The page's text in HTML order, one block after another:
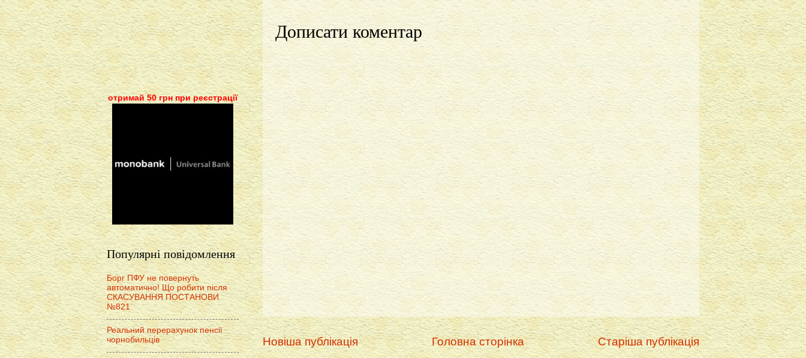
Дописати коментар
Новіша публікація Старіша публікація
Головна сторінка
отримай 50 грн при реєстрації
Популярні повідомлення
Борг ПФУ не повернуть
автоматично! Що робити після
СКАСУВАННЯ ПОСТАНОВИ
№821
Реальний перерахунок пенсії
чорнобильців